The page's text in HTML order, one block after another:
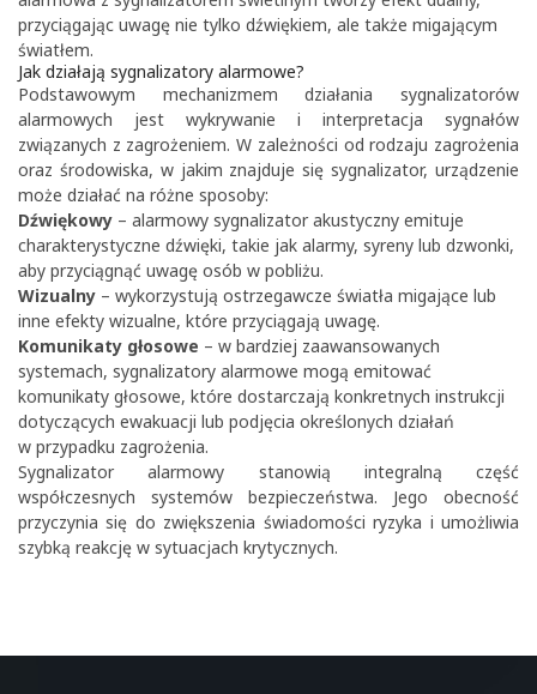
przyciągając uwagę nie tylko dźwiękiem, ale także migającym
światłem.
Jak działają sygnalizatory alarmowe?
Podstawowym mechanizmem działania sygnalizatorów
alarmowych jest wykrywanie i interpretacja sygnałów
związanych z zagrożeniem. W zależności od rodzaju zagrożenia
oraz środowiska, w jakim znajduje się sygnalizator, urządzenie
może działać na różne sposoby:
Dźwiękowy – alarmowy sygnalizator akustyczny emituje
charakterystyczne dźwięki, takie jak alarmy, syreny lub dzwonki,
aby przyciągnąć uwagę osób w pobliżu.
Wizualny – wykorzystują ostrzegawcze światła migające lub
inne efekty wizualne, które przyciągają uwagę.
Komunikaty głosowe – w bardziej zaawansowanych
systemach, sygnalizatory alarmowe mogą emitować
komunikaty głosowe, które dostarczają konkretnych instrukcji
dotyczących ewakuacji lub podjęcia określonych działań
w przypadku zagrożenia.
Sygnalizator alarmowy stanowią integralną część
współczesnych systemów bezpieczeństwa. Jego obecność
przyczynia się do zwiększenia świadomości ryzyka i umożliwia
szybką reakcję w sytuacjach krytycznych.